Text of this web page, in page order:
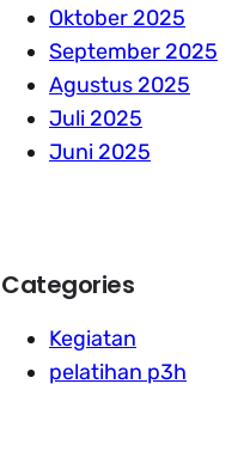
Oktober 2025
September 2025
Agustus 2025
Juli 2025
Juni 2025
Categories
Kegiatan
pelatihan p3h